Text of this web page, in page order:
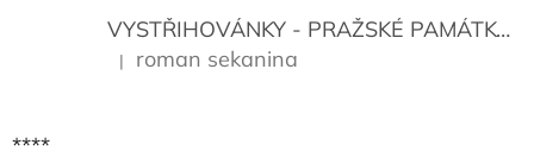
VYSTŘIHOVÁNKY - PRAŽSKÉ PAMÁTKY
Hodnocení produktu je 5 z 5 hvězdiček.
| roman sekanina
****